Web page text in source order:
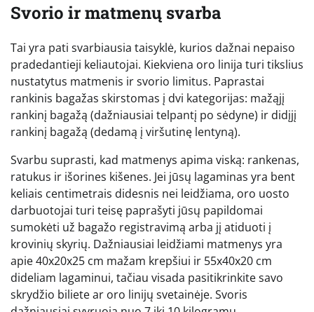
Svorio ir matmenų svarba
Tai yra pati svarbiausia taisyklė, kurios dažnai nepaiso
pradedantieji keliautojai. Kiekviena oro linija turi tikslius
nustatytus matmenis ir svorio limitus. Paprastai
rankinis bagažas skirstomas į dvi kategorijas: mažąjį
rankinį bagažą (dažniausiai telpantį po sėdyne) ir didįjį
rankinį bagažą (dedamą į viršutinę lentyną).
Svarbu suprasti, kad matmenys apima viską: rankenas,
ratukus ir išorines kišenes. Jei jūsų lagaminas yra bent
keliais centimetrais didesnis nei leidžiama, oro uosto
darbuotojai turi teisę paprašyti jūsų papildomai
sumokėti už bagažo registravimą arba jį atiduoti į
krovinių skyrių. Dažniausiai leidžiami matmenys yra
apie 40x20x25 cm mažam krepšiui ir 55x40x20 cm
dideliam lagaminui, tačiau visada pasitikrinkite savo
skrydžio biliete ar oro linijų svetainėje. Svoris